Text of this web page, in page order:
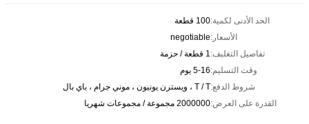
الحد الأدنى لكمية:100 قطعة
الأسعار:negotiable
تفاصيل التغليف:1 قطعة / حزمة
وقت التسليم:5-16 يوم
شروط الدفع:T / T ، ويسترن يونيون ، موني جرام ، باي بال
القدرة على العرض:2000000 مجموعة / مجموعات شهريا